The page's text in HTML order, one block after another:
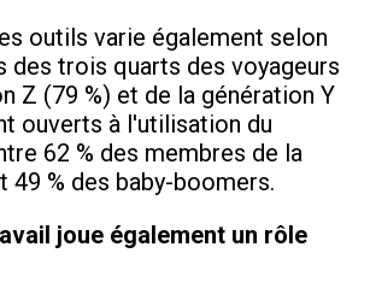
outils varie également selon
des trois quarts des voyageurs
Z (79 %) et de la génération Y
ouverts à l'utilisation du
62 % des membres de la
49 % des baby-boomers.
joue également un rôle